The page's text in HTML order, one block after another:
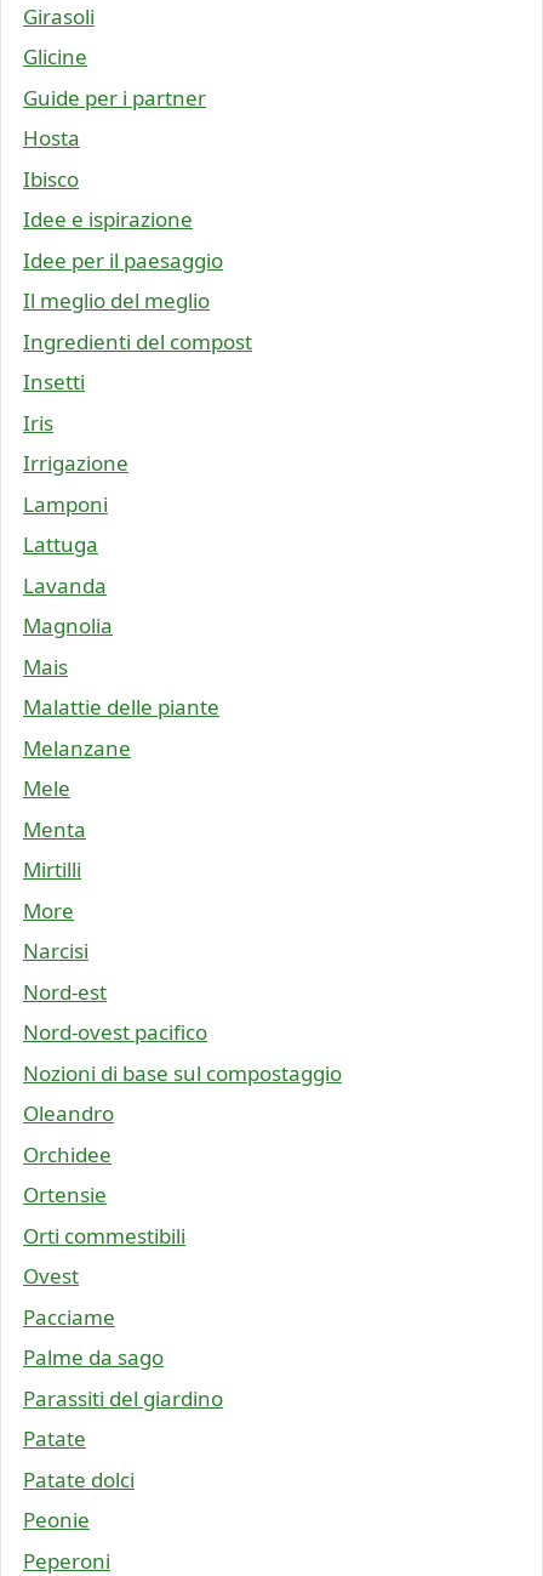
Girasoli
Glicine
Guide per i partner
Hosta
Ibisco
Idee e ispirazione
Idee per il paesaggio
Il meglio del meglio
Ingredienti del compost
Insetti
Iris
Irrigazione
Lamponi
Lattuga
Lavanda
Magnolia
Mais
Malattie delle piante
Melanzane
Mele
Menta
Mirtilli
More
Narcisi
Nord-est
Nord-ovest pacifico
Nozioni di base sul compostaggio
Oleandro
Orchidee
Ortensie
Orti commestibili
Ovest
Pacciame
Palme da sago
Parassiti del giardino
Patate
Patate dolci
Peonie
Peperoni